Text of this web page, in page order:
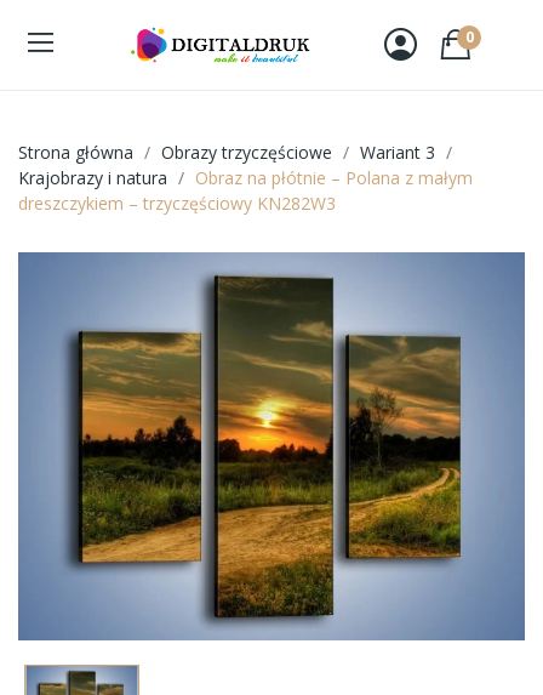
0
Strona główna Obrazy trzyczęściowe
Wariant 3
Krajobrazy i natura
Obraz na płótnie – Polana z małym
dreszczykiem – trzyczęściowy KN282W3